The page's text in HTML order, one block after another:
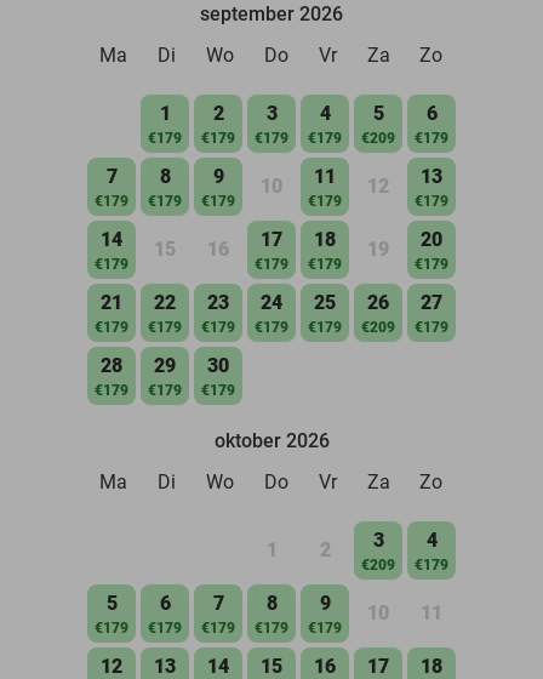
september 2026
Ma
Di Wo Do Vr Za Zo
1
€179
2
€179
3
€179
4
€179
5
€209
6
€179
7
€179
8
€179
9
€179
10 11
€179
12 13
€179
14
€179
15 16 17
€179
18
€179
19 20
€179
21
€179
22
€179
23
€179
24
€179
25
€179
26
€209
27
€179
28
€179
29
€179
30
€179
oktober 2026
Ma
Di Wo Do Vr Za Zo
1 2 3
€209
4
€179
5
€179
6
€179
7
€179
8
€179
9
€179
10 11
12 13 14 15 16 17 18